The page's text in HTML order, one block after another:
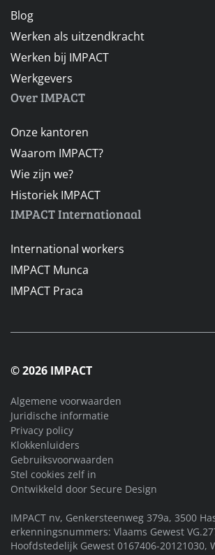
Blog
Werken als uitzendkracht
Werken bij IMPACT
Werkgevers
Over IMPACT
Onze kantoren
Waarom IMPACT?
Wie zijn we?
Historiek IMPACT
IMPACT Internationaal
International workers
IMPACT Munca
IMPACT Praca
© 2026 IMPACT
Algemene voorwaarden
Juridische informatie
Privacy policy
Klokkenluiders
Gebruiksvoorwaarden
Stel cookies zelf in
Ontwikkeld door Secure Design
IMPACT nv, Genkersteenweg 379a, 3500
erkenningsnummers: Vlaams Gewest
Hoofdstedelijk Gewest 0167406-20121030,